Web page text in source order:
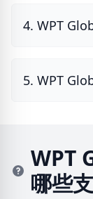
4. WPT
5. WPT
WPT
哪些